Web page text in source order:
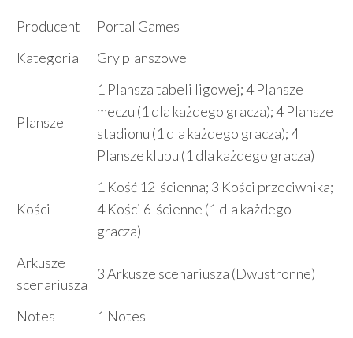
Producent
Portal Games
Kategoria
Gry planszowe
Plansze
1 Plansza tabeli ligowej; 4 Plansze
meczu (1 dla każdego gracza); 4 Plansze
stadionu (1 dla każdego gracza); 4
Plansze klubu (1 dla każdego gracza)
Kości
1 Kość 12-ścienna; 3 Kości przeciwnika;
4 Kości 6-ścienne (1 dla każdego
gracza)
Arkusze
scenariusza
3 Arkusze scenariusza (Dwustronne)
Notes 1 Notes